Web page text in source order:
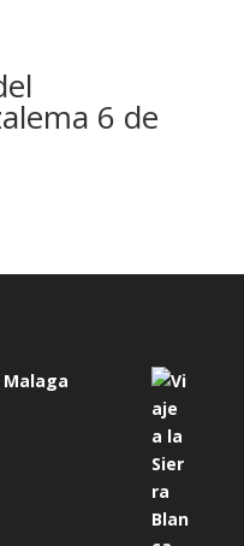
6 de
Malaga